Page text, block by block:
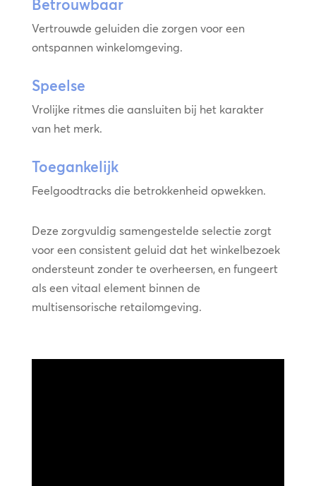
Betrouwbaar
Vertrouwde geluiden die zorgen voor een
ontspannen winkelomgeving.
Speelse
Vrolijke ritmes die aansluiten bij het karakter
van het merk.
Toegankelijk
Feelgoodtracks die betrokkenheid opwekken.
Deze zorgvuldig samengestelde selectie zorgt
voor een consistent geluid dat het winkelbezoek
ondersteunt zonder te overheersen, en fungeert
als een vitaal element binnen de
multisensorische retailomgeving.